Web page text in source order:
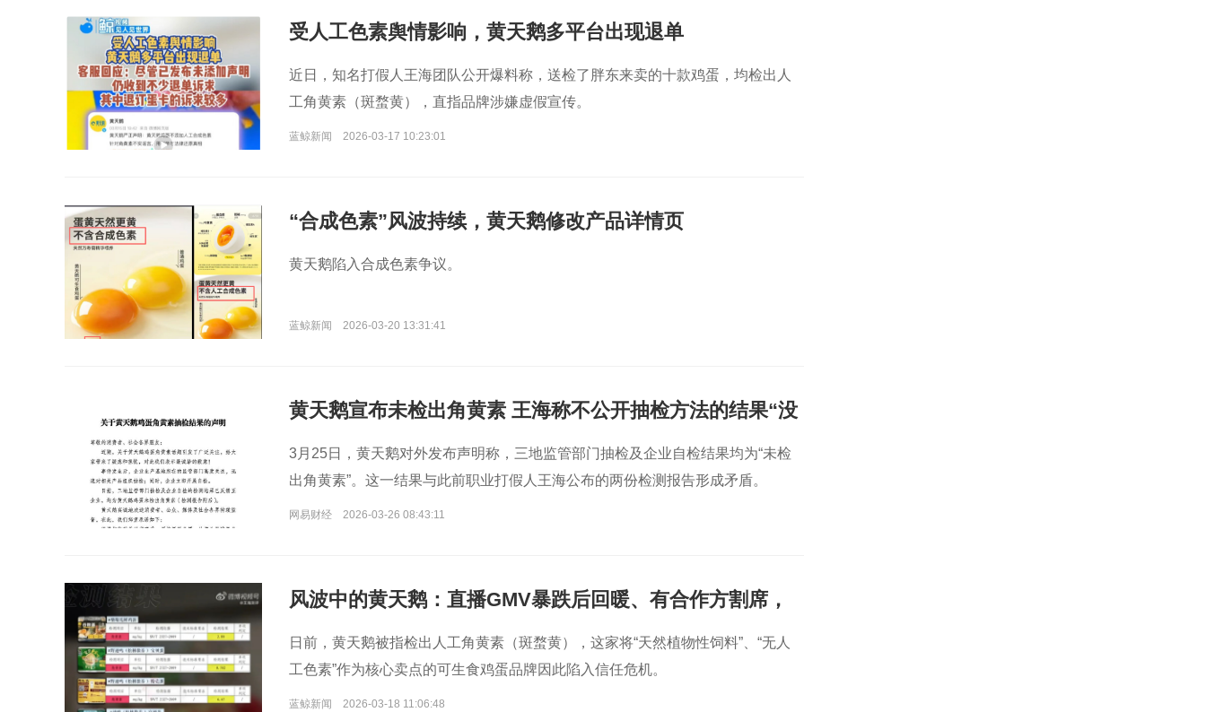
受人工色素舆情影响，黄天鹅多平台出现退单
近日，知名打假人王海团队公开爆料称，送检了胖东来卖的十款鸡蛋，均检出人
工角黄素（斑蝥黄），直指品牌涉嫌虚假宣传。
蓝鲸新闻 2026-03-17 10:23:01
“合成色素”风波持续，黄天鹅修改产品详情页
黄天鹅陷入合成色素争议。
蓝鲸新闻 2026-03-20 13:31:41
黄天鹅宣布未检出角黄素 王海称不公开抽检方法的结果“没
有说服力”
3月25日，黄天鹅对外发布声明称，三地监管部门抽检及企业自检结果均为“未检
出角黄素”。这一结果与此前职业打假人王海公布的两份检测报告形成矛盾。
网易财经 2026-03-26 08:43:11
风波中的黄天鹅：直播GMV暴跌后回暖、有合作方割席，
正等待官方检测结果
日前，黄天鹅被指检出人工角黄素（斑蝥黄），这家将“天然植物性饲料”、“无人
工色素”作为核心卖点的可生食鸡蛋品牌因此陷入信任危机。
蓝鲸新闻 2026-03-18 11:06:48